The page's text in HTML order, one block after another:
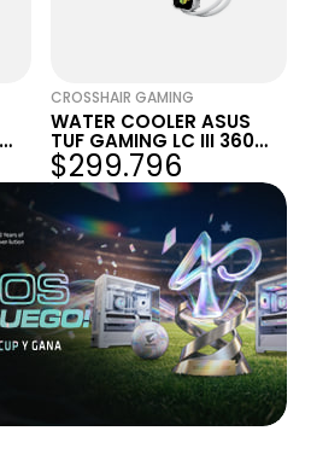
CROSSHAIR GAMING
WATER COOLER ASUS
TUF GAMING LC III 360
ARGB LCD W
$299.796